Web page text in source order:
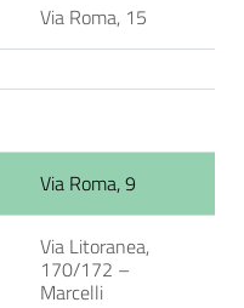
Via Roma, 15
Via Roma, 9
Via Litoranea,
170/172 –
Marcelli